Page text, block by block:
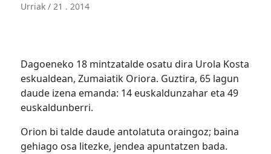
Urriak / 21 . 2014
Dagoeneko 18 mintzatalde osatu dira Urola Kosta
eskualdean, Zumaiatik Oriora. Guztira, 65 lagun
daude izena emanda: 14 euskaldunzahar eta 49
euskaldunberri.
Orion bi talde daude antolatuta oraingoz; baina
gehiago osa litezke, jendea apuntatzen bada.